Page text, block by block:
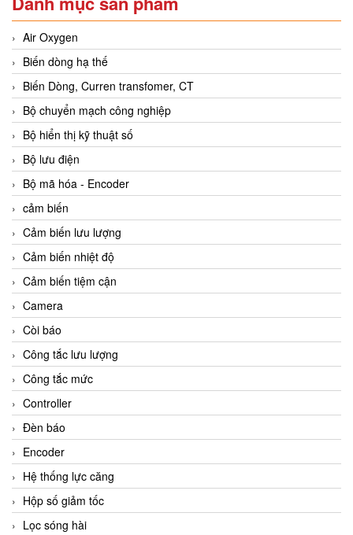
Air Oxygen
Biến dòng hạ thế
Biến Dòng, Curren transfomer, CT
Bộ chuyển mạch công nghiệp
Bộ hiển thị kỹ thuật số
Bộ lưu điện
Bộ mã hóa - Encoder
cảm biến
Cảm biến lưu lượng
Cảm biến nhiệt độ
Cảm biến tiệm cận
Camera
Còi báo
Công tắc lưu lượng
Công tắc mức
Controller
Đèn báo
Encoder
Hệ thống lực căng
Hộp số giảm tốc
Lọc sóng hài